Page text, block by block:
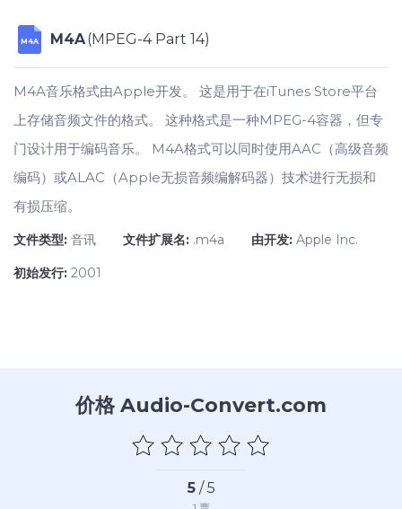
M4A M4A(MPEG-4 Part 14)
M4A音乐格式由Apple开发。 这是用于在iTunes Store平台
上存储音频文件的格式。 这种格式是一种MPEG-4容器，但专
门设计用于编码音乐。 M4A格式可以同时使用AAC（高级音频
编码）或ALAC（Apple无损音频编解码器）技术进行无损和
有损压缩。
文件类型: 音讯 文件扩展名: .m4a 由开发: Apple Inc.
初始发行: 2001
价格 Audio-Convert.com
5/ 5